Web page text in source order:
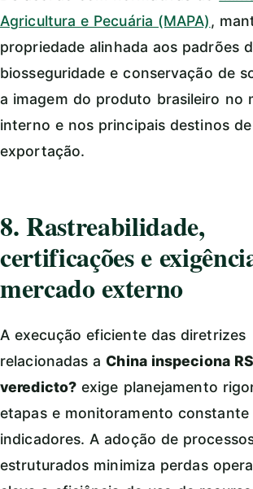
Agricultura e Pecuária (MAPA),
propriedade alinhada aos padrões
biosseguridade e conservação de
a imagem do produto brasileiro no
interno e nos principais destinos de
exportação.
8. Rastreabilidade,
certificações e
mercado externo
A execução eficiente das diretrizes
relacionadas aChina inspeciona
veredicto? exige planejamento
etapas e monitoramento constante
indicadores. A adoção de
estruturados minimiza perdas